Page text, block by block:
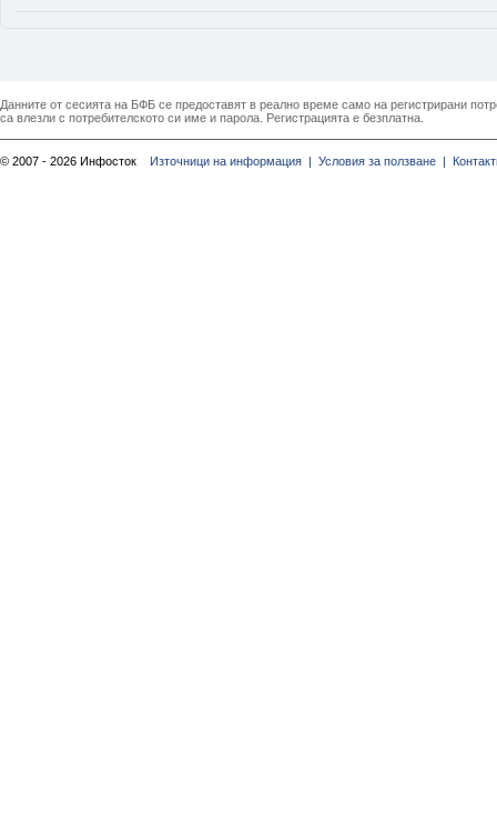
Данните от сесията на БФБ се предоставят в реално време само на регистрирани
са влезли с потребителското си име и парола. Регистрацията е безплатна.
© 2007 - 2026 Инфосток Източници на информация | Условия за ползване |